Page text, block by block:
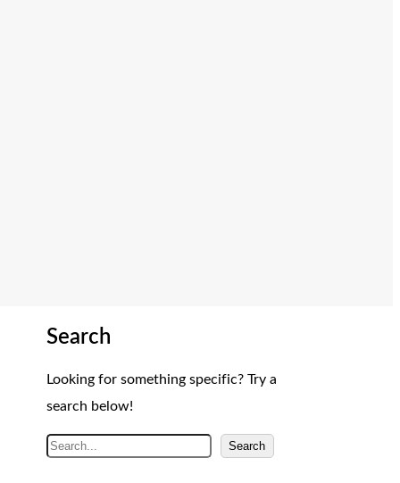
Search
Looking for something specific? Try a
search below!
A
Search